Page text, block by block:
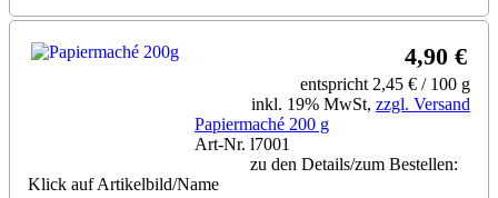
4,90 €
entspricht 2,45 € / 100 g
inkl. 19% MwSt, zzgl. Versand
Papiermaché 200 g
Art-Nr. l7001
zu den Details/zum Bestellen:
Klick auf Artikelbild/Name